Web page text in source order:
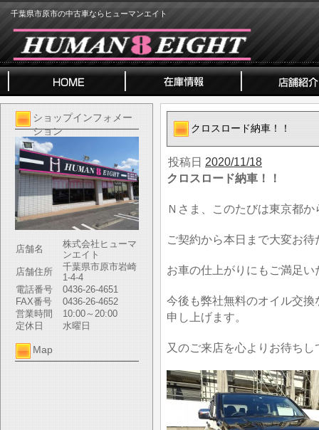
千葉県市原市の中古車ならヒューマンエイト
ショップインフォメー
ション
店舗名
株式会社ヒューマ
ンエイト
店舗住所
千葉県市原市岩崎
1-4-4
電話番号
0436-26-4651
FAX番号
0436-26-4652
営業時間
10:00～20:00
定休日
水曜日
Map
クロスロード納車！！
投稿日 2020/11/18
クロスロード納車！！
Ｎさま、このたびは東京都
ご契約から本日まで大変お
お車の仕上がりにもご満足
今後も弊社無料のオイル交
申し上げます。
又のご来店を心よりお待ちし